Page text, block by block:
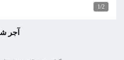
آجر شاموت نسوز